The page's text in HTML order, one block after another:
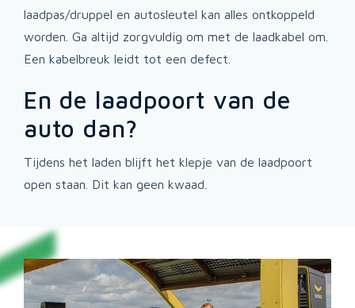
laadpas/druppel en autosleutel kan alles ontkoppeld
worden. Ga altijd zorgvuldig om met de laadkabel om.
Een kabelbreuk leidt tot een defect.
En de laadpoort van de
auto dan?
Tijdens het laden blijft het klepje van de laadpoort
open staan. Dit kan geen kwaad.